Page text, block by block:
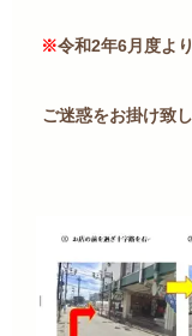
※令和2年6月度よ
ご迷惑をお掛け致